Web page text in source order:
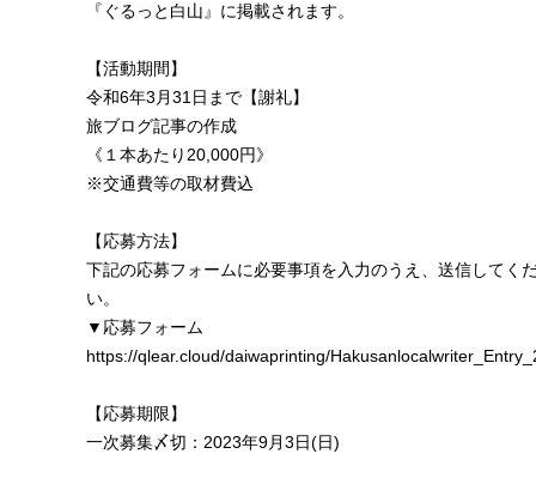
『ぐるっと白山』に掲載されます。
【活動期間】
令和6年3月31日まで【謝礼】
旅ブログ記事の作成
《１本あたり20,000円》
※交通費等の取材費込
【応募方法】
下記の応募フォームに必要事項を入力のうえ、送信してく
い。
▼応募フォーム
https://qlear.cloud/daiwaprinting/
【応募期限】
一次募集〆切：2023年9月3日(日)